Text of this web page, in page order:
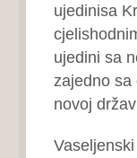
ujedinisa
ujedini sa
zajedno sa
novoj